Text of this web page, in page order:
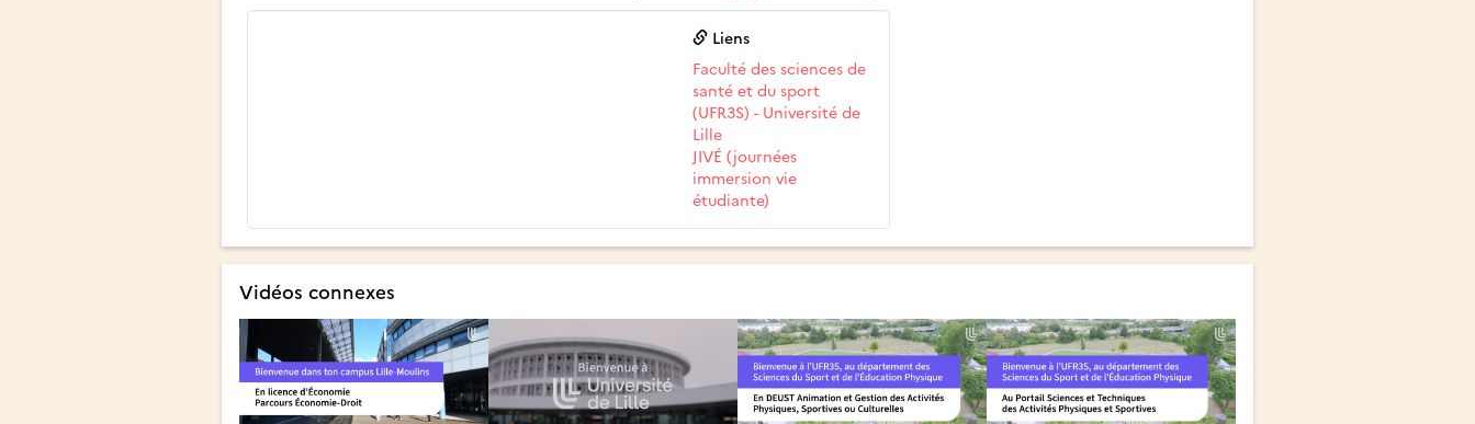
Liens
Faculté des sciences de
santé et du sport
(UFR3S) - Université de
Lille
JIVÉ (journées
immersion vie
étudiante)
Vidéos connexes